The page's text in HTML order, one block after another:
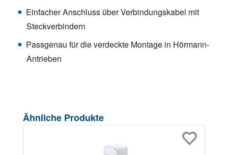
Einfacher Anschluss über Verbindungskabel mit
Steckverbindern
Passgenau für die verdeckte Montage in Hörmann-
Antrieben
Produktgalerie überspringen
Ähnliche Produkte